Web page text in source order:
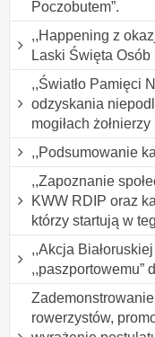
Poczobutem”.
,,Happening z
Laski Święta
,,Światło Pamięci
odzyskania
mogiłach
,,Podsumowanie
,,Zapoznanie
KWW RDIP oraz
którzy startują w
,,Akcja
,,paszportowemu”
rowerzystów,